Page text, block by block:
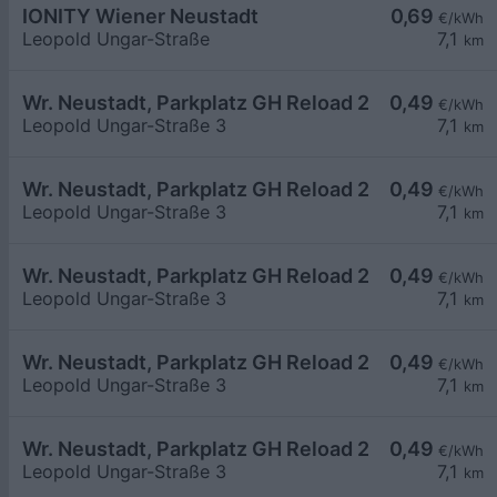
0,69 €/kWh
7,1 km
IONITY Wiener Neustadt
Leopold Ungar-Straße
0,49 €/kWh
7,1 km
Wr. Neustadt, Parkplatz GH Reload 24
Leopold Ungar-Straße 3
0,49 €/kWh
7,1 km
Wr. Neustadt, Parkplatz GH Reload 24
Leopold Ungar-Straße 3
0,49 €/kWh
7,1 km
Wr. Neustadt, Parkplatz GH Reload 24
Leopold Ungar-Straße 3
0,49 €/kWh
7,1 km
Wr. Neustadt, Parkplatz GH Reload 24
Leopold Ungar-Straße 3
0,49 €/kWh
7,1 km
Wr. Neustadt, Parkplatz GH Reload 24
Leopold Ungar-Straße 3